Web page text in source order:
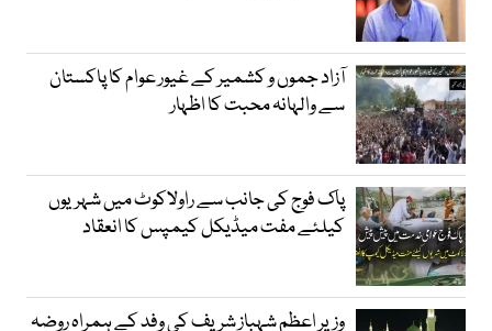
آزاد جموں و کشمیر کے غیور عوام کا پاکستان
سے والہانہ محبت کا اظہار
پاک فوج کی جانب سے راولاکوٹ میں شہریوں
کیلئے مفت میڈیکل کیمپس کا انعقاد
وزیر اعظم شہباز شریف کی وفد کے ہمراہ روضہ